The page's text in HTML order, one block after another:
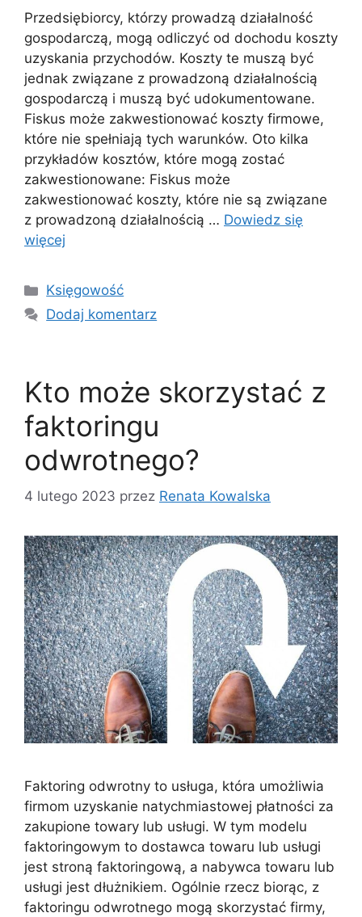
Przedsiębiorcy, którzy prowadzą działalność
gospodarczą, mogą odliczyć od dochodu koszty
uzyskania przychodów. Koszty te muszą być
jednak związane z prowadzoną działalnością
gospodarczą i muszą być udokumentowane.
Fiskus może zakwestionować koszty firmowe,
które nie spełniają tych warunków. Oto kilka
przykładów kosztów, które mogą zostać
zakwestionowane: Fiskus może
zakwestionować koszty, które nie są związane
z prowadzoną działalnością … Dowiedz się
więcej
Kategorie
Księgowość
Dodaj komentarz
Kto może skorzystać z
faktoringu
odwrotnego?
4 lutego 2023 przez Renata Kowalska
Faktoring odwrotny to usługa, która umożliwia
firmom uzyskanie natychmiastowej płatności za
zakupione towary lub usługi. W tym modelu
faktoringowym to dostawca towaru lub usługi
jest stroną faktoringową, a nabywca towaru lub
usługi jest dłużnikiem. Ogólnie rzecz biorąc, z
faktoringu odwrotnego mogą skorzystać firmy,